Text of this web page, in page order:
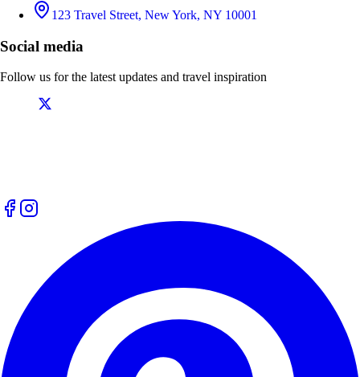
123 Travel Street, New York, NY 10001
Social media
Follow us for the latest updates and travel inspiration